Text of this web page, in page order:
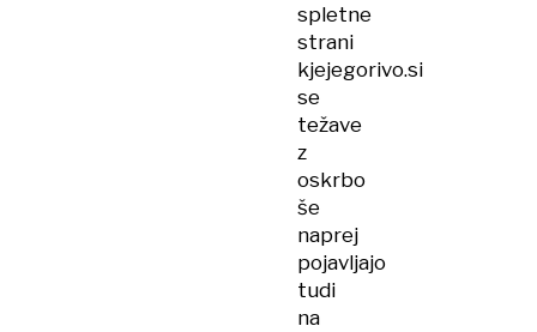
spletne
strani
kjejegorivo.si
se
težave
z
oskrbo
še
naprej
pojavljajo
tudi
na